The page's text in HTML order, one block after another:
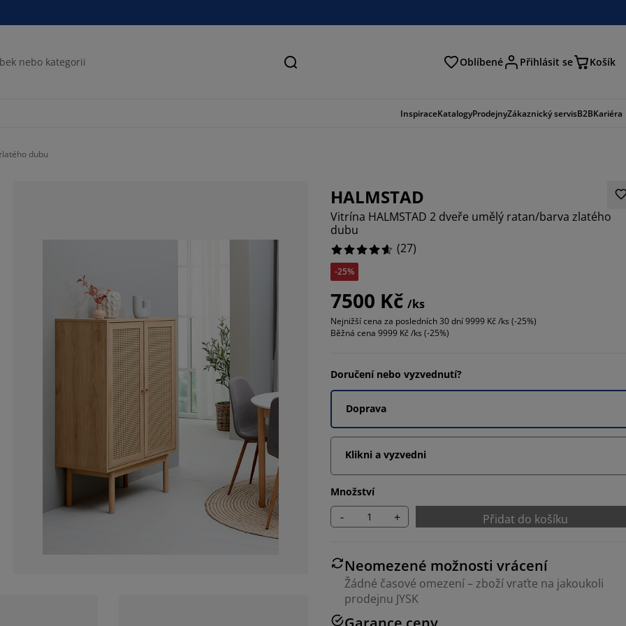
Hledat Oblíbené Přihlásit se Košík
InspiraceKatalogyProdejnyZákaznický servisB2BKariéra
dubu
HALMSTAD
Vitrína HALMSTAD 2 dveře umělý ratan/barva zlatého
dubu
(27)
-25%
7500 Kč /ks
Nejnižší cena za posledních 30 dní9999 Kč /ks (-25%)
Běžná cena 9999 Kč /ks (-25%)
Doručení nebo vyzvednutí?
Doprava
Klikni a vyzvedni
Množství
- + Přidat do košíku
Neomezené možnosti vrácení
Žádné časové omezení – zboží vraťte na jakoukoli
prodejnu JYSK
85.18518518518519%
3.7037037037037033%
3.7037037037037033%
7.4074074074074066%